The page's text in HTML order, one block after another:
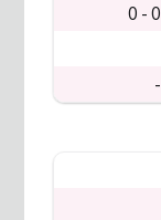
0 - 0
-